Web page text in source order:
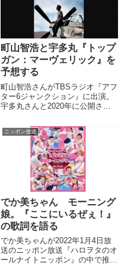
町山智浩と宇多丸『トップ
ガン：マーヴェリック』を
予想する
町山智浩さんがTBSラジオ『アフ
ター6ジャンクション』に出演。
宇多丸さんと2020年に公開され
マーヴェリック』について話して
いました。（宇多丸）2020年1月
1日元日、水曜日。時刻は8時に
なりました。ここから特...
ニッポン放送
でか美ちゃん モーニング
娘。『ここにいるぜぇ！』
の歌詞を語る
でか美ちゃんが2022年1月4日放
送のニッポン放送『ハロヲタのオ
ールナイトニッポン』の中で推し